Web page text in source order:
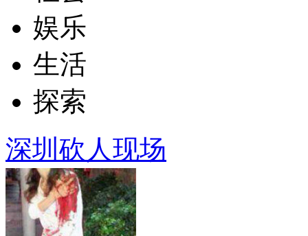
娱乐
生活
探索
深圳砍人现场